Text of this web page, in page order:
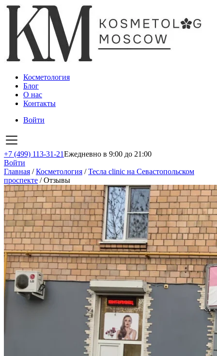
Косметология
Блог
О нас
Контакты
Войти
+7 (499) 113-31-21Ежедневно в 9:00 до 21:00
Войти
Главная /Косметология /Тесла clinic на Севастопольском
проспекте /Отзывы